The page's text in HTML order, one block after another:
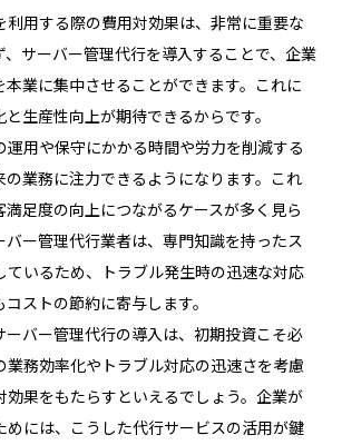
利用する際の費用対効果は、非常に重要な
、サーバー管理代行を導入することで、企業
本業に集中させることができます。これに
生産性向上が期待できるからです。
運用や保守にかかる時間や労力を削減する
の業務に注力できるようになります。これ
満足度の向上につながるケースが多く見ら
バー管理代行業者は、専門知識を持ったス
ているため、トラブル発生時の迅速な対応
ストの節約に寄与します。
ーバー管理代行の導入は、初期投資こそ必
業務効率化やトラブル対応の迅速さを考慮
効果をもたらすといえるでしょう。企業が
めには、こうした代行サービスの活用が鍵